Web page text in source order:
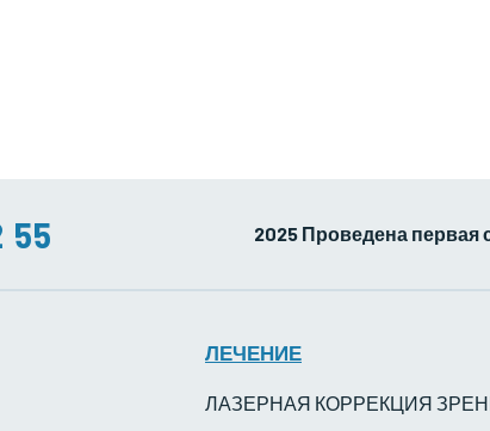
55 2025 Проведена первая
ЛЕЧЕНИЕ
ЛАЗЕРНАЯ КОРРЕКЦИЯ